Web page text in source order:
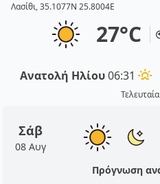
Λασίθι, 35.1077N 25.8004E
27°C
Ανατολή Ηλίου06:31
Σάβ
08 Αυγ
Πρόγνωση